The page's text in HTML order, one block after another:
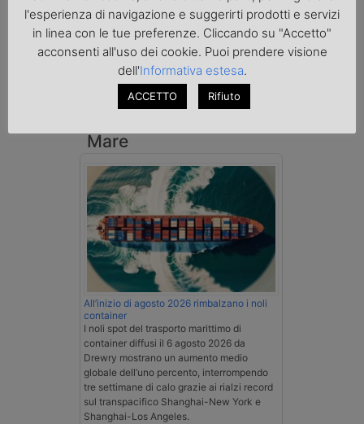
velocità col cronotachigrafo
La Cassazione conferma la qualifica di
spedizioniere-vettore
Esenzione Iva nei trasporti internazionali
su tutta la filiera
Mare
All’inizio di agosto 2026 rimbalzano i noli
container
I noli spot del trasporto marittimo di
container diffusi il 6 agosto 2026 da
Drewry mostrano un aumento medio
globale dell’uno percento, interrompendo
tre settimane di calo grazie ai rialzi record
sul transpacifico Shanghai-New York e
Shanghai-Los Angeles.
l'esperienza di navigazione e suggerirti prodotti e servizi
in linea con le tue preferenze. Cliccando su "Accetto"
acconsenti all'uso dei cookie. Puoi prendere visione
dell'Informativa estesa.
ACCETTO Rifiuto